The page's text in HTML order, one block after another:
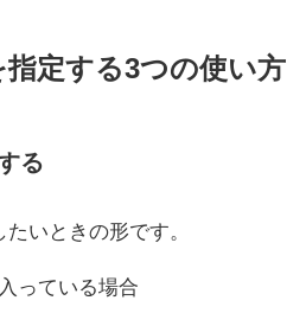
定する3つの使い方
る
いときの形です。
っている場合